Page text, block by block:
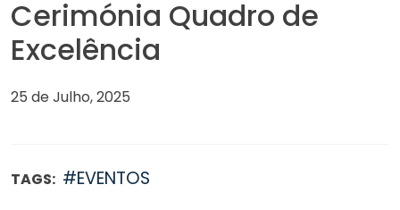
Cerimónia Quadro de
Excelência
25 de Julho, 2025
TAGS: #EVENTOS